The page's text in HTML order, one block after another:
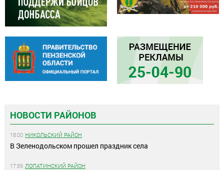
НОВОСТИ РАЙОНОВ
18:00 НИКОЛЬСКИЙ РАЙОН
В Зеленодольском прошел праздник села
17:59 ЛОПАТИНСКИЙ РАЙОН